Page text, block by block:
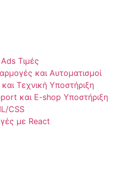
Τιμές
και Αυτοματισμοί
Τεχνική Υποστήριξη
και E-shop Υποστήριξη
CSS
με React